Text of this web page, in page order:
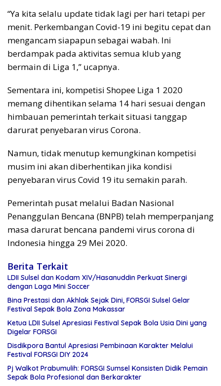
“Ya kita selalu update tidak lagi per hari tetapi per
menit. Perkembangan Covid-19 ini begitu cepat dan
mengancam siapapun sebagai wabah. Ini
berdampak pada aktivitas semua klub yang
bermain di Liga 1,” ucapnya.
Sementara ini, kompetisi Shopee Liga 1 2020
memang dihentikan selama 14 hari sesuai dengan
himbauan pemerintah terkait situasi tanggap
darurat penyebaran virus Corona.
Namun, tidak menutup kemungkinan kompetisi
musim ini akan diberhentikan jika kondisi
penyebaran virus Covid 19 itu semakin parah.
Pemerintah pusat melalui Badan Nasional
Penanggulan Bencana (BNPB) telah memperpanjang
masa darurat bencana pandemi virus corona di
Indonesia hingga 29 Mei 2020.
Berita Terkait
LDII Sulsel dan Kodam XIV/Hasanuddin Perkuat Sinergi
dengan Laga Mini Soccer
Bina Prestasi dan Akhlak Sejak Dini, FORSGI Sulsel Gelar
Festival Sepak Bola Zona Makassar
Ketua LDII Sulsel Apresiasi Festival Sepak Bola Usia Dini yang
Digelar FORSGI
Disdikpora Bantul Apresiasi Pembinaan Karakter Melalui
Festival FORSGI DIY 2024
Pj Walkot Prabumulih: FORSGI Sumsel Konsisten Didik Pemain
Sepak Bola Profesional dan Berkarakter